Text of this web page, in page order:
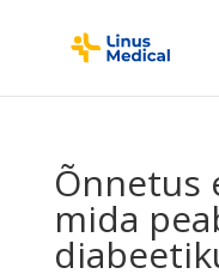
Õnnetus
mida